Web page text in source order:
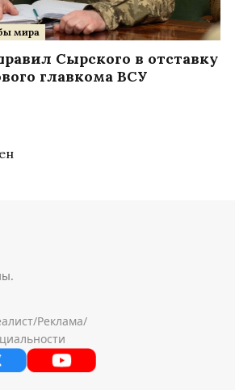
мира
Сырского в отставку
главкома ВСУ
/Реклама/